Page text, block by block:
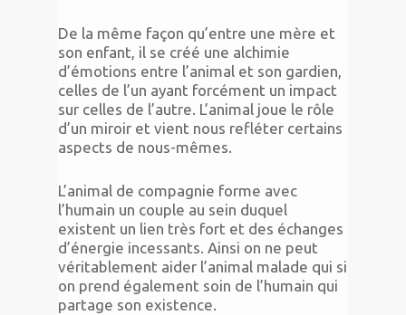
De la même façon qu’entre une mère et
son enfant, il se créé une alchimie
d’émotions entre l’animal et son gardien,
celles de l’un ayant forcément un impact
sur celles de l’autre. L’animal joue le rôle
d’un miroir et vient nous refléter certains
aspects de nous-mêmes.
L’animal de compagnie forme avec
l’humain un couple au sein duquel
existent un lien très fort et des échanges
d’énergie incessants. Ainsi on ne peut
véritablement aider l’animal malade qui si
on prend également soin de l’humain qui
partage son existence.